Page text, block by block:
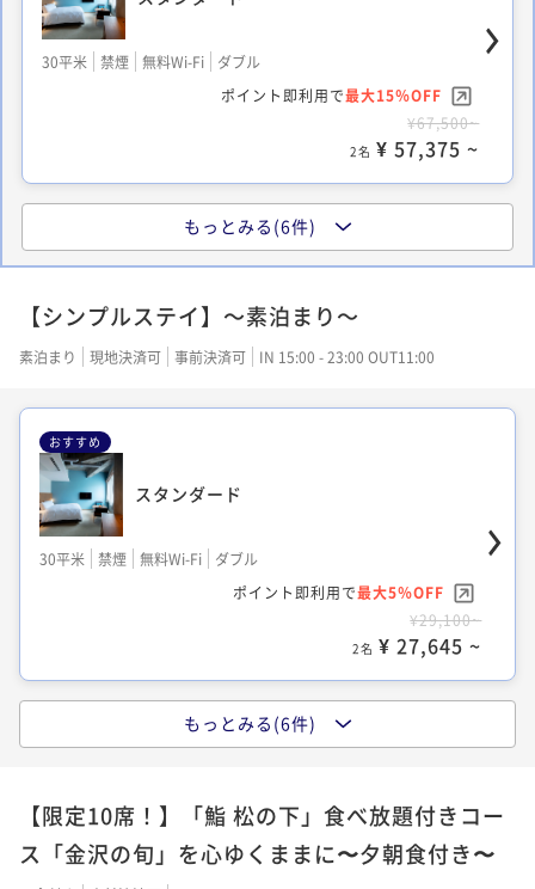
30平米 禁煙 無料Wi-Fi
ダブル
ポイント即利用で最大15％OFF
¥67,500~
2名 ¥ 57,375 ~
ロフト
20平米 禁煙 無料Wi-Fi
ドミトリールーム
ポイント即利用で最大15％OFF
和洋室（ツイン）
最大15％OFF
¥59,300~
¥ 50,405 ~
兼六ツイン
もっとみる(6件)
【シンプルステイ】～素泊まり～
素泊まり 現地決済可 事前決済可 IN 15:00 - 23:00 OUT11:00
おすすめ
スタンダード
30平米 禁煙 無料Wi-Fi
ダブル
ポイント即利用で最大5％OFF
¥29,100~
2名 ¥ 27,645 ~
20平米 禁煙 無料Wi-Fi
ドミトリールーム
ポイント即利用で 最大5％OFF
もっとみる(6件)
【限定10席！】「鮨 松の下」食べ放題付きコー
ス「金沢の旬」を心ゆくままに〜夕朝食付き〜